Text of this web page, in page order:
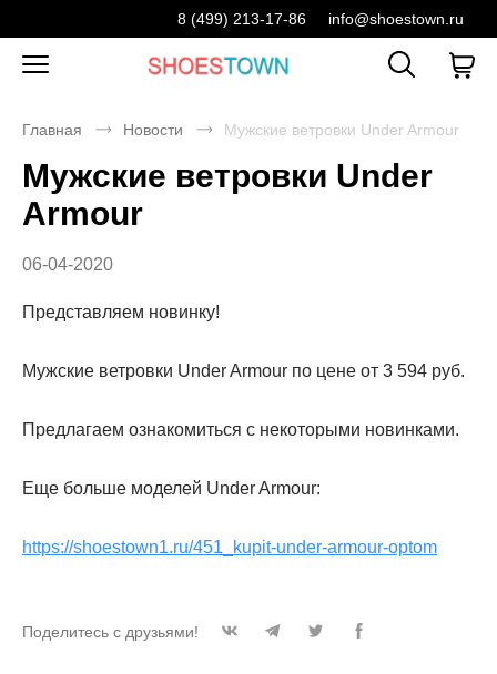
8 (499) 213-17-86 info@shoestown.ru
Главная Новости Мужские ветровки Under Armour
Мужские ветровки Under
Armour
06-04-2020
Представляем новинку!
Мужские ветровки Under Armour по цене от 3 594 руб.
Предлагаем ознакомиться с некоторыми новинками.
Еще больше моделей Under Armour:
https://shoestown1.ru/451_kupit-under-armour-optom
Поделитесь с друзьями!